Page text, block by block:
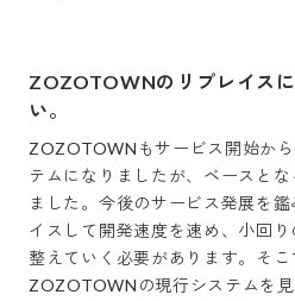
ZOZOTOWNのリプレイス
い。
ZOZOTOWNもサービス開始か
テムになりましたが、ベースと
ました。今後のサービス発展を
イスして開発速度を速め、小回
整えていく必要があります。そこ
ZOZOTOWNの現行システムを